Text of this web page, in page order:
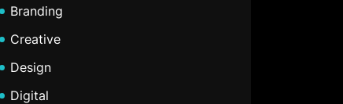
Branding
Creative
Design
Digital